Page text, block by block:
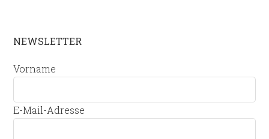
NEWSLETTER
Vorname
E-Mail-Adresse